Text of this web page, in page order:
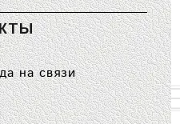
на связи